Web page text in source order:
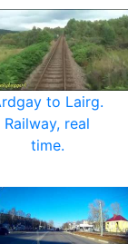
to Lairg.
Railway, real
time.